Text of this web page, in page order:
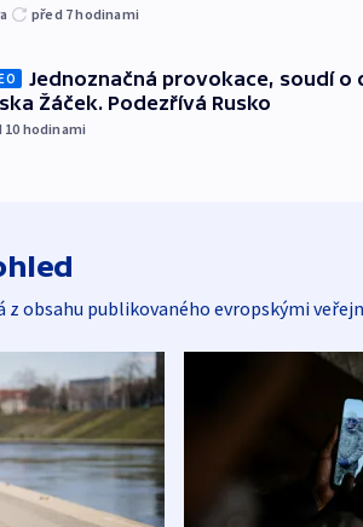
před 7hodinami
Jednoznačná provokace, soudí o
Žáček. Podezřívá Rusko
10 hodinami
z obsahu publikovaného evropskými